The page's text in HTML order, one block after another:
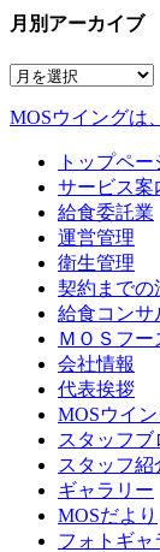
月別アーカイブ
MOSウイングは
トップペー
サービス案
給食委託業
運営管理
衛生管理
契約までの
給食コンサ
ＭＯＳフー
会社情報
代表挨拶
MOSウイ
スタッフブ
スタッフ紹
ギャラリー
MOSだより
フォトギャ